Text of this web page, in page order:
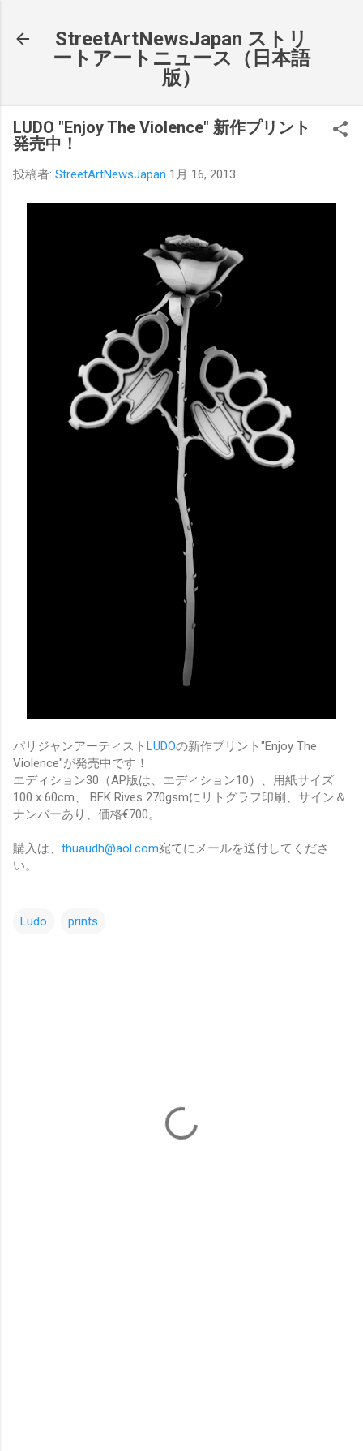
StreetArtNewsJapan ストリ
ートアートニュース（日本語
版）
LUDO "Enjoy The Violence" 新作プリント
発売中！
投稿者: StreetArtNewsJapan 1月 16, 2013
パリジャンアーティスト LUDOの新作プリント"Enjoy The
Violence"が発売中です！
エディション30（AP版は、エディション10）、用紙サイズ
100 x 60cm、 BFK Rives 270gsmにリトグラフ印刷、サイン＆
ナンバーあり、価格€700。
購入は、 thuaudh@aol.com宛てにメールを送付してくださ
い。
Ludo prints